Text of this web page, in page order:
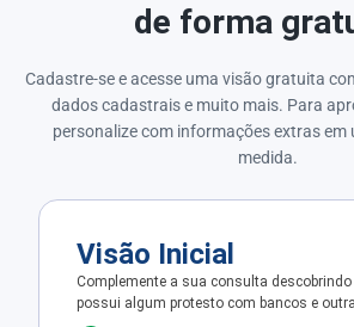
de forma
Cadastre-se e acesse uma visão gratuita
dados cadastrais e muito mais. Para
personalize com informações extras
medida.
Visão Inicial
Complemente a sua consulta descobrindo
possui algum protesto com bancos e